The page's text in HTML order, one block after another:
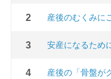
産後のむくみに
安産になるため
産後の「骨盤が